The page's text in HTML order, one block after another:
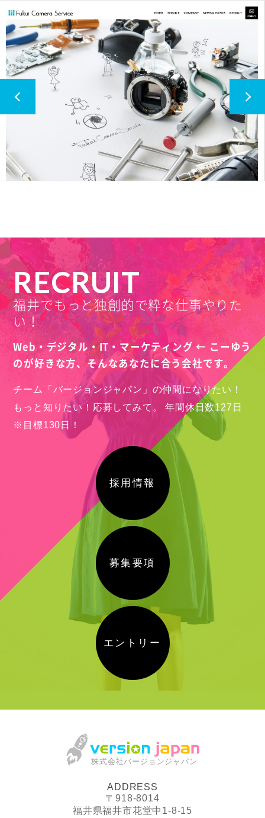
株式会社サインデザイン様
福井県福井市
2025
写真撮影
RECRUIT
福井でもっと独創的で粋な仕事やりた
い！
Web・デジタル・IT・マーケティング ← こーゆう
のが好きな方、そんなあなたに合う会社です。
チーム「バージョンジャパン」の仲間になりたい！
もっと知りたい！応募してみて。
年間休日数127日
※目標130日！
採用情報
募集要項
エントリー
株式会社バージョンジャパン
ADDRESS
〒918-8014
福井県福井市花堂中1-8-15